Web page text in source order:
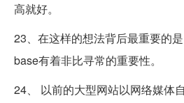
高就好。
23、在这样的想法背后最重要的
base有着非比寻常的重要性。
24、 以前的大型网站以网络媒体